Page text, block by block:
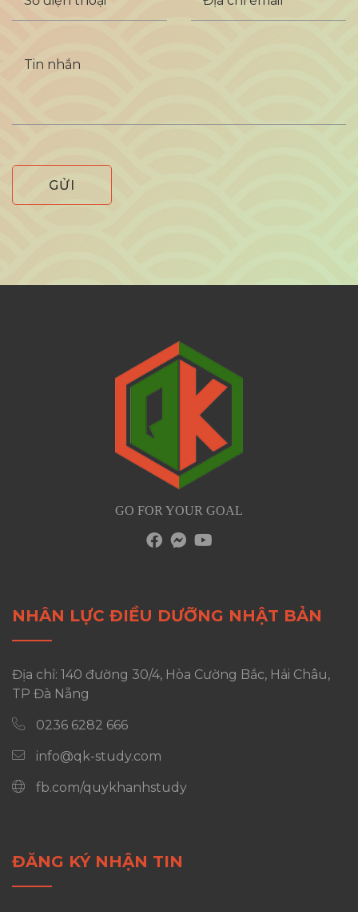
GO FOR YOUR GOAL
NHÂN LỰC ĐIỀU DƯỠNG NHẬT BẢN
Địa chỉ: 140 đường 30/4, Hòa Cường Bắc, Hải Châu,
TP Đà Nẵng
0236 6282 666
info@qk-study.com
fb.com/quykhanhstudy
ĐĂNG KÝ NHẬN TIN